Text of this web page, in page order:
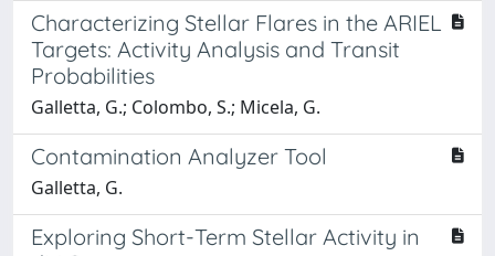
Characterizing Stellar Flares in the ARIEL
Targets: Activity Analysis and Transit
Probabilities
Galletta, G.; Colombo, S.; Micela, G.
Contamination Analyzer Tool
Galletta, G.
Exploring Short-Term Stellar Activity in